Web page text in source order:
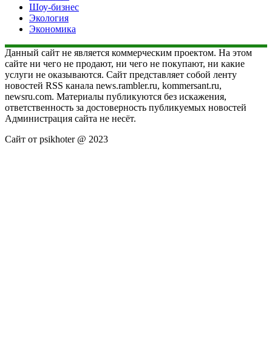
Шоу-бизнес
Экология
Экономика
Данный сайт не является коммерческим проектом. На этом
сайте ни чего не продают, ни чего не покупают, ни какие
услуги не оказываются. Сайт представляет собой ленту
новостей RSS канала news.rambler.ru, kommersant.ru,
newsru.com. Материалы публикуются без искажения,
ответственность за достоверность публикуемых новостей
Администрация сайта не несёт.
Сайт от psikhoter @ 2023